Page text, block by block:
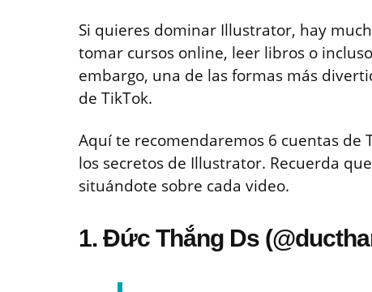
Si quieres dominar Illustrator, hay
tomar cursos online, leer libros o
embargo, una de las formas más
de TikTok.
Aquí te recomendaremos 6 cuentas de
los secretos de Illustrator. Recuerda
situándote sobre cada video.
1. Đức Thắng Ds